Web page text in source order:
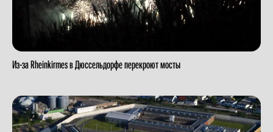
Из-за Rheinkirmes в Дюссельдорфе перекроют мосты